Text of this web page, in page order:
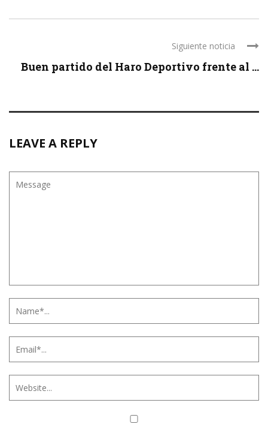
Siguiente noticia
Buen partido del Haro Deportivo frente al ...
LEAVE A REPLY